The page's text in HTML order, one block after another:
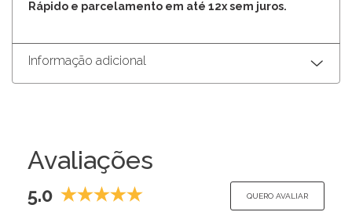
Rápido e parcelamento em até 12x sem juros.
Informação adicional
Avaliações
5.0 QUERO AVALIAR